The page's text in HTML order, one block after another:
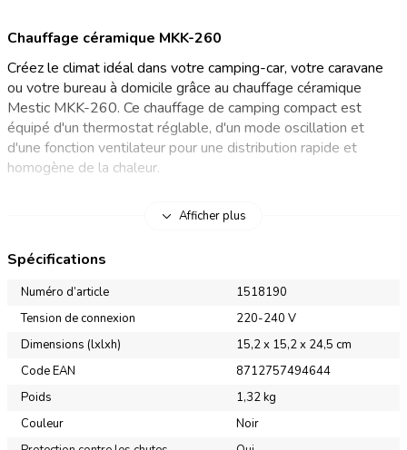
Chauffage céramique MKK-260
Créez le climat idéal dans votre camping-car, votre caravane
ou votre bureau à domicile grâce au chauffage céramique
Mestic MKK-260. Ce chauffage de camping compact est
équipé d'un thermostat réglable, d'un mode oscillation et
d'une fonction ventilateur pour une distribution rapide et
homogène de la chaleur.
Chauffage de camping avec deux réglages de chauffage
Profitez d'une température constante dans votre véhicule de
camping grâce au Mestic MKK-260. Le chauffage dispose de
quatre modes différents : ECO, faible puissance (900 W),
forte puissance (1500 W) et un réglage ventilateur. Vous
boutons plus et moins situés sur le panneau de commande
au-dessus du chauffage ou à l'aide de la télécommande
fournie. L'écran LED affiche clairement la température réglée.
droite et répartit la chaleur de manière uniforme dans toute la
Afficher plus
Spécifications
Numéro d’article
1518190
Tension de connexion
220-240 V
Dimensions (lxlxh)
15,2 x 15,2 x 24,5 cm
Code EAN
8712757494644
Poids
1,32 kg
Couleur
Noir